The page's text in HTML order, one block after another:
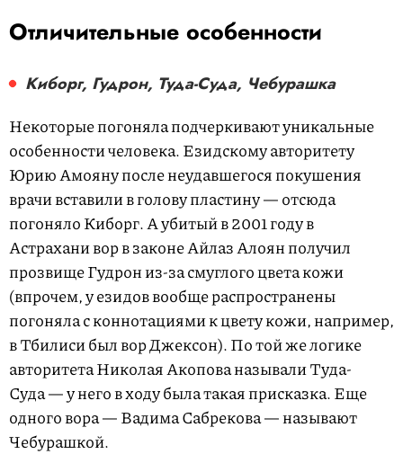
Отличительные особенности
Киборг, Гудрон, Туда-Суда, Чебурашка
Некоторые погоняла подчеркивают уникальные
особенности человека. Езидскому авторитету
Юрию Амояну после неудавшегося покушения
врачи вставили в голову пластину — отсюда
погоняло Киборг. А убитый в 2001 году в
Астрахани вор в законе Айлаз Алоян получил
прозвище Гудрон из-за смуглого цвета кожи
(впрочем, у езидов вообще распространены
погоняла с коннотациями к цвету кожи, например,
в Тбилиси был вор Джексон). По той же логике
авторитета Николая Акопова называли Туда-
Суда — у него в ходу была такая присказка. Еще
одного вора — Вадима Сабрекова — называют
Чебурашкой.